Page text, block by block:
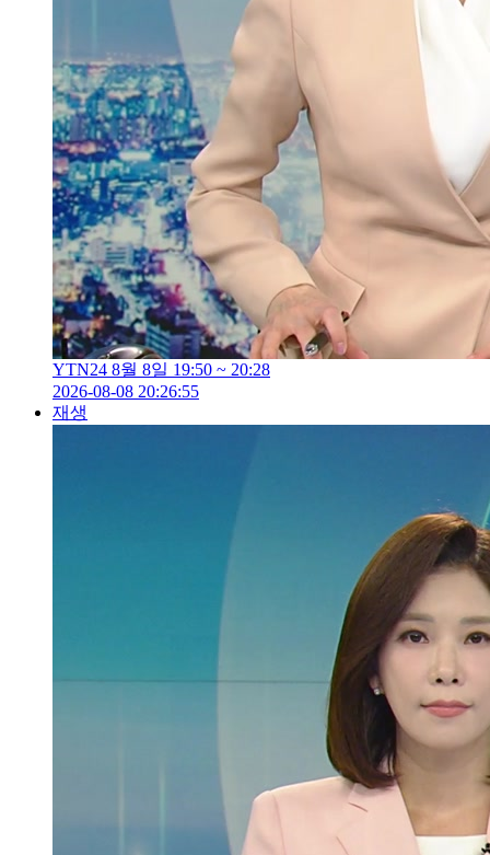
YTN24 8월 8일 19:50 ~ 20:28
2026-08-08 20:26:55
재생